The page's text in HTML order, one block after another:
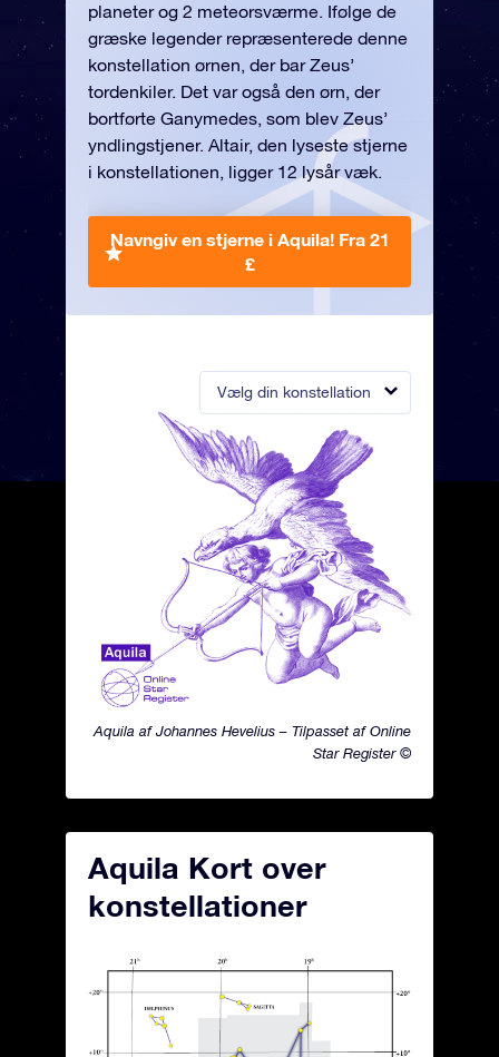
Vælg din konstellation
Aquila af Johannes Hevelius – Tilpasset af Online
Star Register ©
planeter og 2 meteorsværme. Ifølge de
græske legender repræsenterede denne
konstellation ørnen, der bar Zeus’
tordenkiler. Det var også den ørn, der
bortførte Ganymedes, som blev Zeus’
yndlingstjener. Altair, den lyseste stjerne
i konstellationen, ligger 12 lysår væk.
Navngiv en stjerne i Aquila! Fra 21
£
Aquila Kort over
konstellationer